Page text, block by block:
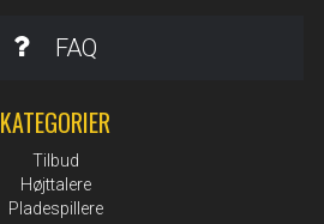
FAQ
KATEGORIER
Tilbud
Højttalere
Pladespillere